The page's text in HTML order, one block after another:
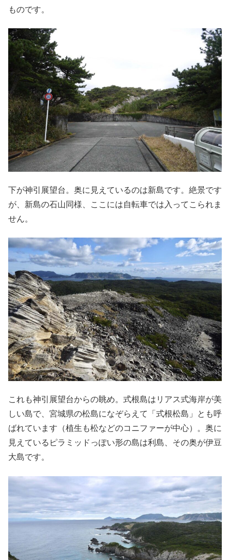
ものです。
下が神引展望台。奥に見えているのは新島です。絶景です
が、新島の石山同様、ここには自転車では入ってこられま
せん。
これも神引展望台からの眺め。式根島はリアス式海岸が美
しい島で、宮城県の松島になぞらえて「式根松島」とも呼
ばれています（植生も松などのコニファーが中心）。奥に
見えているピラミッドっぽい形の島は利島、その奥が伊豆
大島です。